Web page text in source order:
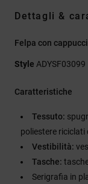
Dettagli &
Felpa con
Style ADYSF03099
Caratteristiche
Tessuto:
poliestere
Vestibilità:
Tasche:
Serigrafia in